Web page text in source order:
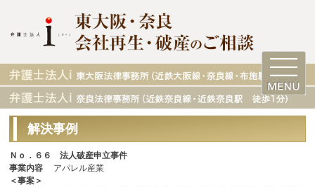
解決事例
Ｎｏ．６６ 法人破産申立事件
事業内容
アパレル産業
＜事案＞